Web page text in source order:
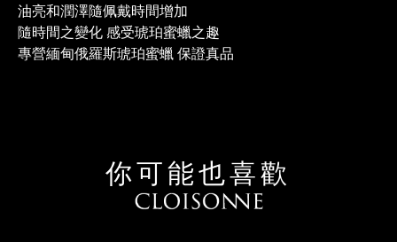
油亮和潤澤隨佩戴時間增加
隨時間之變化感受琥珀蜜蠟之趣
專營緬甸俄羅斯琥珀蜜蠟保證真品
你可能也喜歡